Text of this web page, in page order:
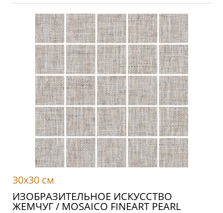
30x30 см
ИЗОБРАЗИТЕЛЬНОЕ ИСКУССТВО
ЖЕМЧУГ / MOSAICO FINEART PEARL